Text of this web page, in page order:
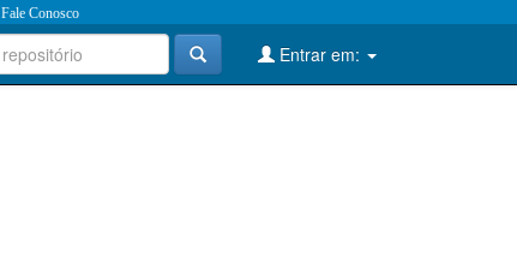
Fale Conosco
Entrar em: